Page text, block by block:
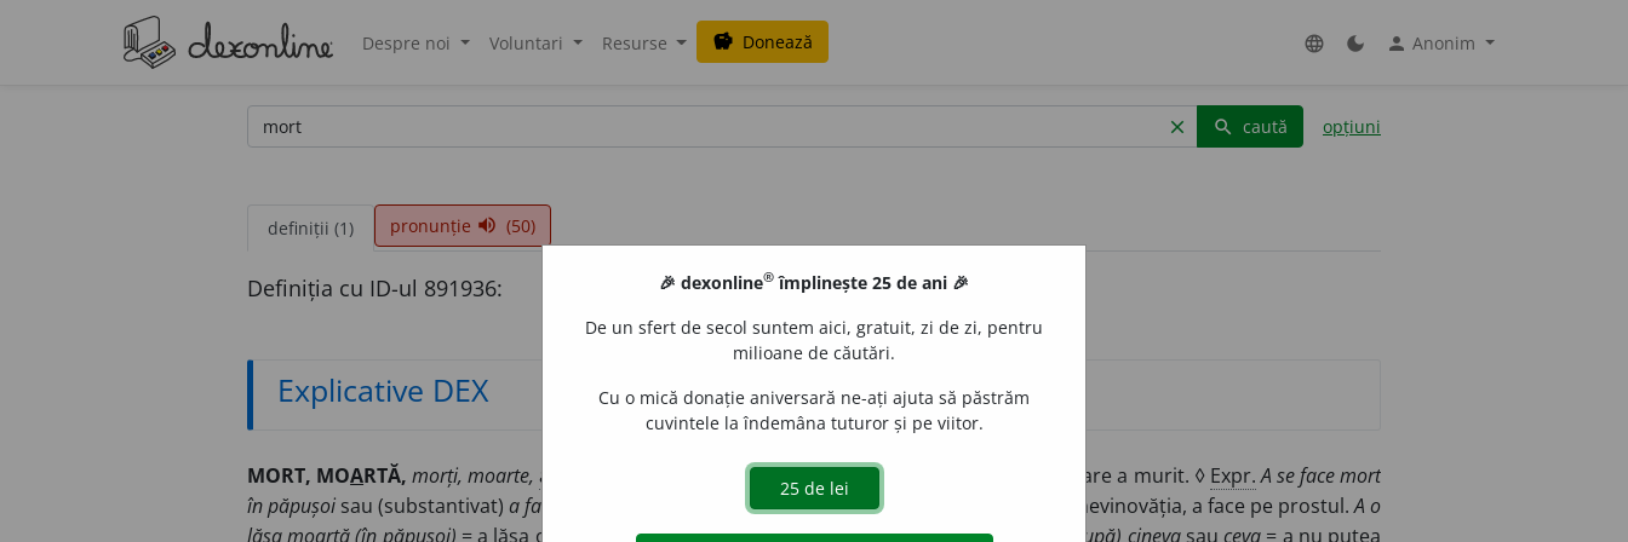
Despre noi Voluntari Resurse savings Donează language dark_mode person Anonim
clear search caută opțiuni
definiții (1) pronunție volume_up (50)
Definiția cu ID-ul 891936:
Explicative DEX
MORT, MOARTĂ, morți, moarte, adj. (Despre ființe) Care nu mai trăiește, care a murit. ◊ Expr. A se face mort
în păpușoi sau (substantivat) a face pe mortul în păpușoi = a se face că nu știe nimic, a simula nevinovăția, a face pe prostul.A o
lăsa moartă (în păpușoi) = a lăsa o chestiune încurcată, a renunța la ceva.A fi mort fără după) cinevasauceva = a nu putea
🎉 dexonline® împlinește 25 de ani 🎉
De un sfert de secol suntem aici, gratuit, zi de zi, pentru
milioane de căutări.
Cu o mică donație aniversară ne-ați ajuta să păstrăm
cuvintele la îndemâna tuturor și pe viitor.